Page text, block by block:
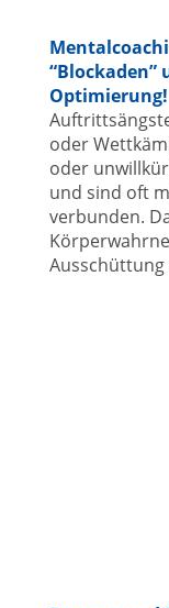
“Blockaden”
Optimierung!
oder
oder
und sind oft
verbunden.
Ausschüttung